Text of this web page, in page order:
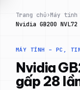
Trang chủ›Máy tính
Nvidia GB200
MÁY TÍNH – PC ,
Nvidia
gấp 28